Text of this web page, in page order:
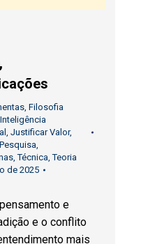
, Filosofia
Inteligência
, Justificar Valor,
Pesquisa,
,Técnica,Teoria
de 2025
e
e o conflito
mais